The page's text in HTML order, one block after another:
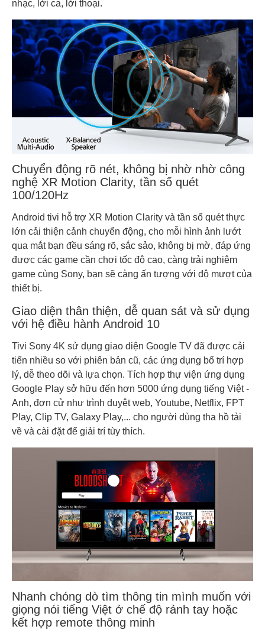
nhạc, lời ca, lời thoại.
Chuyển động rõ nét, không bị nhờ nhờ công
nghệ XR Motion Clarity, tần số quét
100/120Hz
Android tivi hỗ trợ XR Motion Clarity và tần số quét thực
lớn cải thiện cảnh chuyển động, cho mỗi hình ảnh lướt
qua mắt bạn đều sáng rõ, sắc sảo, không bị mờ, đáp ứng
được các game cần chơi tốc độ cao, càng trải nghiệm
game cùng Sony, bạn sẽ càng ấn tượng với độ mượt của
thiết bị.
Giao diện thân thiện, dễ quan sát và sử dụng
với hệ điều hành Android 10
Tivi Sony 4K sử dụng giao diện Google TV đã được cải
tiến nhiều so với phiên bản cũ, các ứng dụng bố trí hợp
lý, dễ theo dõi và lựa chọn. Tích hợp thự viện ứng dụng
Google Play sở hữu đến hơn 5000 ứng dụng tiếng Việt -
Anh, đơn cử như trình duyệt web, Youtube, Netflix, FPT
Play, Clip TV, Galaxy Play,... cho người dùng tha hồ tải
về và cài đặt để giải trí tùy thích.
Nhanh chóng dò tìm thông tin mình muốn với
giọng nói tiếng Việt ở chế độ rảnh tay hoặc
kết hợp remote thông minh